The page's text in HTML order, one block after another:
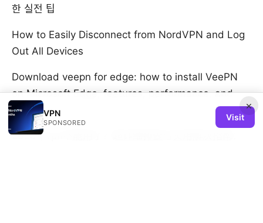
한 실전 팁
How to Easily Disconnect from NordVPN and Log
Out All Devices
Download veepn for edge: how to install VeePN
on Microsoft Edge, features, performance, and
safety
2025年vpn不能用了？超详细排查与实用解决指南：
×
VPN
SPONSORED
Visit